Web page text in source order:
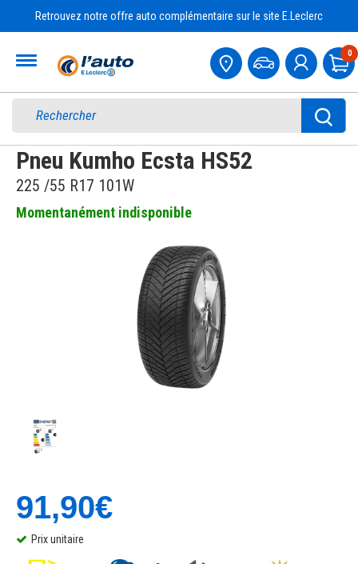
Retrouvez notre offre auto complémentaire sur le site E.Leclerc
0
Pneu Kumho Ecsta HS52
225 /55 R17 101W
Momentanément indisponible
91,90€
Prix unitaire